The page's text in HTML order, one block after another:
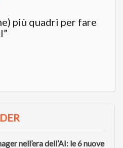
più quadri per fare
nell’era dell’AI: le 6 nuove